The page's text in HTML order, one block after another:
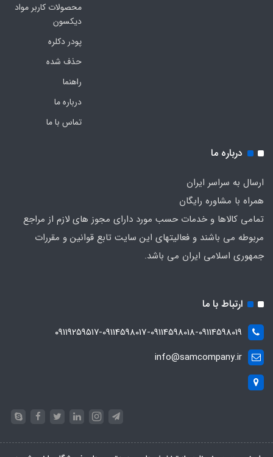
محصولات کاربر مواد
دیکسون
پودر دکلره
حذف شده
راهنما
درباره ما
تماس با ما
درباره ما
ارسال به سراسر ایران
همراه با مشاوره رایگان
تمامی کالاها و خدمات حسب مورد دارای مجوز های لازم از مراجع
مربوطه می باشند و فعالیتهای این سایت تابع قوانین و مقررات
جمهوری اسلامی ایران می باشد.
ارتباط با ما
۰۹۱۱۹۲۵۹۵۱۷-09114598017-09114598018-09114598019
info@samcompany.ir